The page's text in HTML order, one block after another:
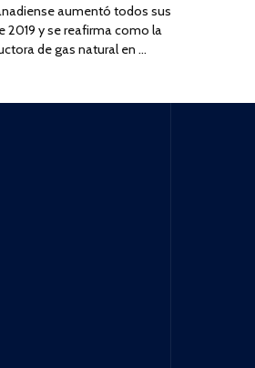
aumentó todos sus
2019 y se reafirma como la
de gas natural en …